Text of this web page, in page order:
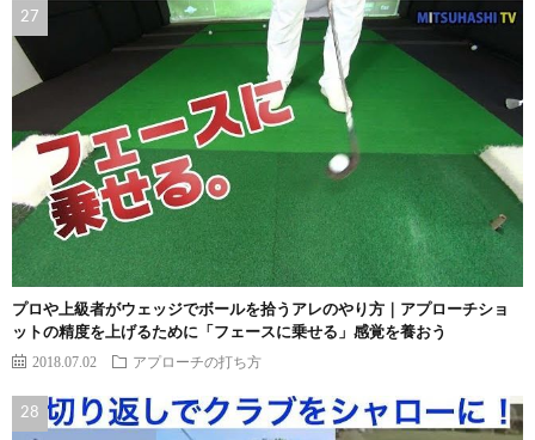
プロや上級者がウェッジでボールを拾うアレのやり方｜アプローチショ
ットの精度を上げるために「フェースに乗せる」感覚を養おう
2018.07.02 アプローチの打ち方